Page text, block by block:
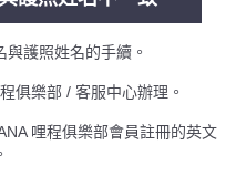
護照姓名的手續。
俱樂部 / 客服中心辦理。
哩程俱樂部會員註冊的英文